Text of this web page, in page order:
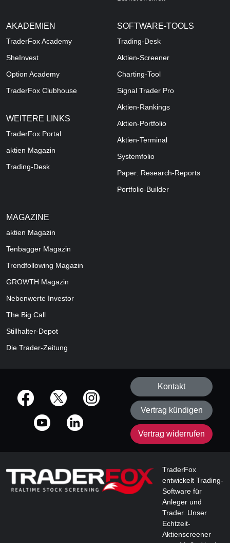
AKADEMIEN
TraderFox Academy
SheInvest
Option Academy
TraderFox Clubhouse
WEITERE LINKS
TraderFox Portal
aktien Magazin
Trading-Desk
SOFTWARE-TOOLS
Trading-Desk
Aktien-Screener
Charting-Tool
Signal Trader Pro
Aktien-Rankings
Aktien-Portfolio
Aktien-Terminal
Systemfolio
Paper: Research-Reports
Portfolio-Builder
MAGAZINE
aktien Magazin
Tenbagger Magazin
Trendfollowing Magazin
GROWTH Magazin
Nebenwerte Investor
The Big Call
Stillhalter-Depot
Die Trader-Zeitung
offizielle Social Media-Accounts
Kontakt
Vertrag kündigen
Vertrag widerrufen
TraderFox
entwickelt Trading-
Software für
Anleger und
Trader. Unser
Echtzeit-
Aktienscreener